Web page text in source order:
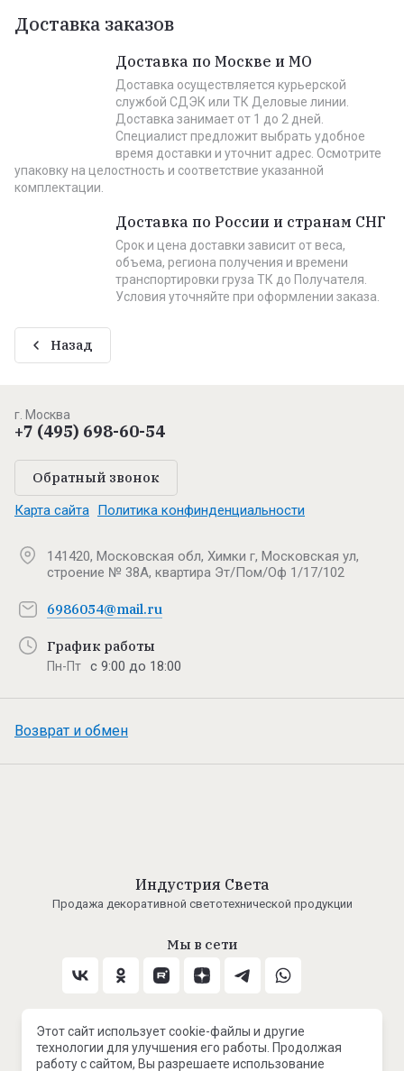
Доставка заказов
Доставка по Москве и МО
Доставка осуществляется курьерской
службой СДЭК или ТК Деловые линии.
Доставка занимает от 1 до 2 дней.
Специалист предложит выбрать удобное
время доставки и уточнит адрес. Осмотрите
упаковку на целостность и соответствие указанной
комплектации.
Доставка по России и странам СНГ
Срок и цена доставки зависит от веса,
объема, региона получения и времени
транспортировки груза ТК до Получателя.
Условия уточняйте при оформлении заказа.
Назад
г. Москва
+7 (495) 698-60-54
Обратный звонок
Карта сайта Политика конфинденциальности
141420, Московская обл, Химки г, Московская ул,
строение № 38А, квартира Эт/Пом/Оф 1/17/102
6986054@mail.ru
График работы
Пн-Пт с 9:00 до 18:00
Возврат и обмен
Индустрия Света
Продажа декоративной светотехнической продукции
Мы в сети
Принимаем к оплате
Этот сайт использует cookie-файлы и другие
технологии для улучшения его работы. Продолжая
работу с сайтом, Вы разрешаете использование